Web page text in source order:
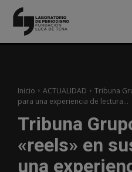
Inicio ACTUALIDAD
Tribuna
para una experiencia de lectura...
Tribuna
«reels» en
una